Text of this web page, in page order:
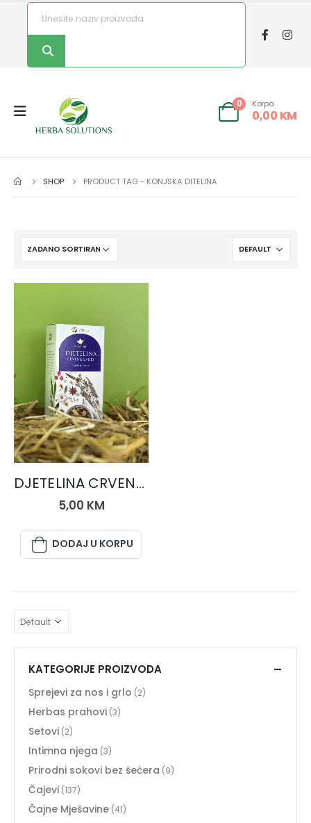
0 Korpa
0,00 KM
SHOP PRODUCT TAG - KONJSKA DITELINA
ČAJEVI
DJETELINA CRVENA, čaj 50 gr.
5,00 KM
DODAJ U KORPU
KATEGORIJE PROIZVODA
Sprejevi za nos i grlo (2)
Herbas prahovi (3)
Setovi (2)
Intimna njega (3)
Prirodni sokovi bez šećera (9)
Čajevi (137)
Čajne Mješavine (41)